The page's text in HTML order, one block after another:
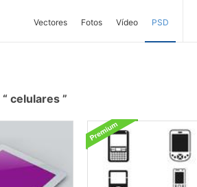
Vectores Fotos Vídeo PSD
celulares